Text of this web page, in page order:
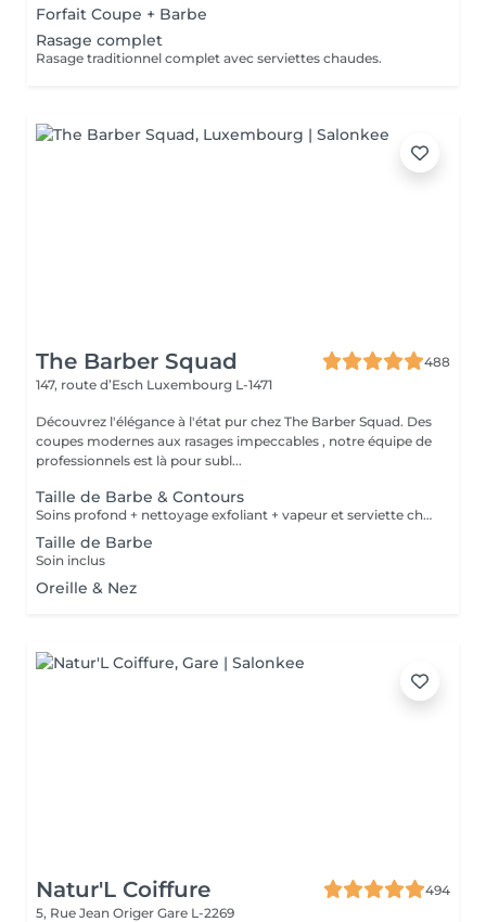
Forfait Coupe + Barbe
Rasage complet
Rasage traditionnel complet avec serviettes chaudes.
The Barber Squad
488
147, route d’Esch Luxembourg L-1471
Découvrez l'élégance à l'état pur chez The Barber Squad. Des
coupes modernes aux rasages impeccables , notre équipe de
professionnels est là pour subl...
Taille de Barbe & Contours
Soins profond + nettoyage exfoliant + vapeur et serviette chaude/froide
Taille de Barbe
Soin inclus
Oreille & Nez
Natur'L Coiffure
494
5, Rue Jean Origer Gare L-2269